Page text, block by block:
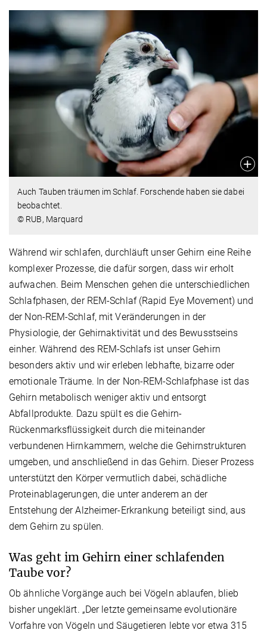
Auch Tauben träumen im Schlaf. Forschende haben sie dabei
beobachtet.
© RUB, Marquard
Während wir schlafen, durchläuft unser Gehirn eine Reihe
komplexer Prozesse, die dafür sorgen, dass wir erholt
aufwachen. Beim Menschen gehen die unterschiedlichen
Schlafphasen, der REM-Schlaf (Rapid Eye Movement) und
der Non-REM-Schlaf, mit Veränderungen in der
Physiologie, der Gehirnaktivität und des Bewusstseins
einher. Während des REM-Schlafs ist unser Gehirn
besonders aktiv und wir erleben lebhafte, bizarre oder
emotionale Träume. In der Non-REM-Schlafphase ist das
Gehirn metabolisch weniger aktiv und entsorgt
Abfallprodukte. Dazu spült es die Gehirn-
Rückenmarksflüssigkeit durch die miteinander
verbundenen Hirnkammern, welche die Gehirnstrukturen
umgeben, und anschließend in das Gehirn. Dieser Prozess
unterstützt den Körper vermutlich dabei, schädliche
Proteinablagerungen, die unter anderem an der
Entstehung der Alzheimer-Erkrankung beteiligt sind, aus
dem Gehirn zu spülen.
Was geht im Gehirn einer schlafenden
Taube vor?
Ob ähnliche Vorgänge auch bei Vögeln ablaufen, blieb
bisher ungeklärt. „Der letzte gemeinsame evolutionäre
Vorfahre von Vögeln und Säugetieren lebte vor etwa 315